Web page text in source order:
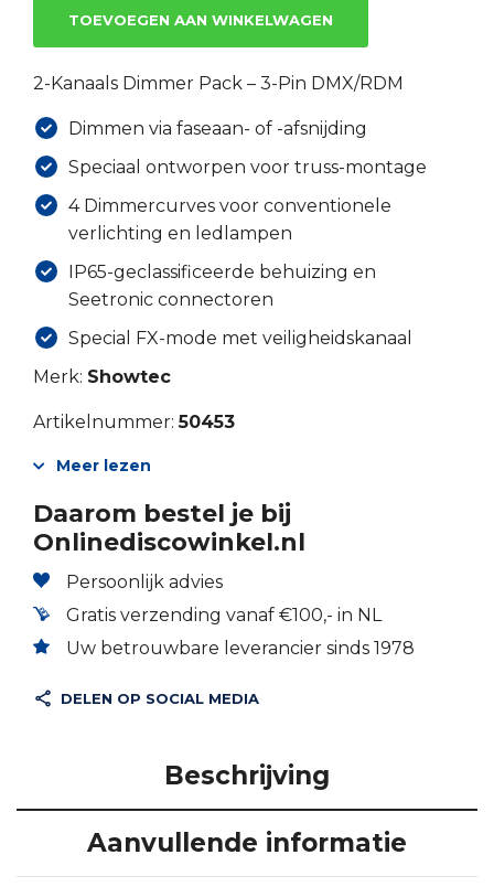
TOEVOEGEN AAN WINKELWAGEN
2-Kanaals Dimmer Pack – 3-Pin DMX/RDM
Dimmen via faseaan- of -afsnijding
Speciaal ontworpen voor truss-montage
4 Dimmercurves voor conventionele
verlichting en ledlampen
IP65-geclassificeerde behuizing en
Seetronic connectoren
Special FX-mode met veiligheidskanaal
Merk: Showtec
Artikelnummer:50453
Meer lezen
Daarom bestel je bij
Onlinediscowinkel.nl
Persoonlijk advies
Gratis verzending vanaf €100,- in NL
Uw betrouwbare leverancier sinds 1978
DELEN OP SOCIAL MEDIA
Beschrijving
Aanvullende informatie